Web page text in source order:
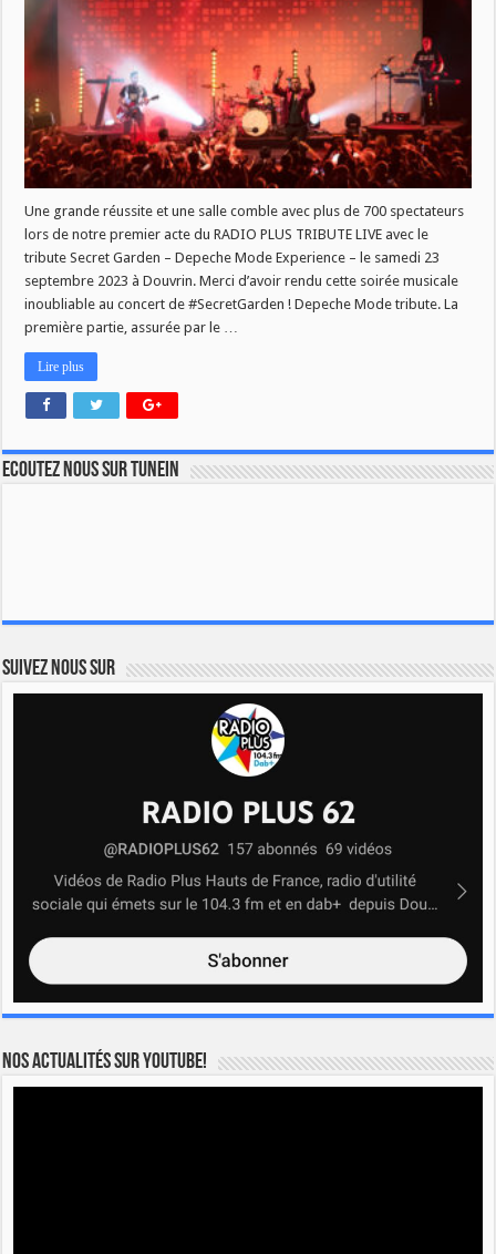
soirée
RADIO
PLUS
TRIBUTE’LIVE
Une grande réussite et une salle comble avec plus de 700 spectateurs
lors de notre premier acte du RADIO PLUS TRIBUTE LIVE avec le
tribute Secret Garden – Depeche Mode Experience – le samedi 23
septembre 2023 à Douvrin. Merci d’avoir rendu cette soirée musicale
inoubliable au concert de #SecretGarden ! Depeche Mode tribute. La
première partie, assurée par le …
Lire plus
Ecoutez nous sur TuneIn
Suivez nous sur
Nos actualités sur YOUTUBE!